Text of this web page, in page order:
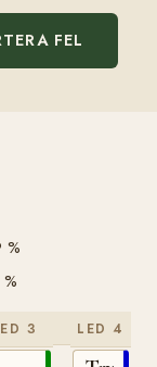
FEL
%
3 LED 4